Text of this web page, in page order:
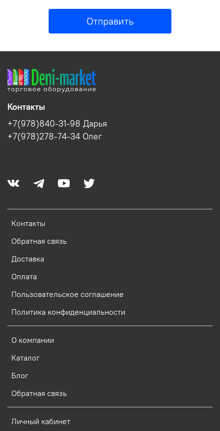
Отправить
Контакты
Обратная связь
Доставка
Оплата
Пользовательское соглашение
Политика конфиденциальности
О компании
Каталог
Блог
Обратная связь
Личный кабинет
Контакты
+7(978)840-31-98 Дарья
+7(978)278-74-34 Олег